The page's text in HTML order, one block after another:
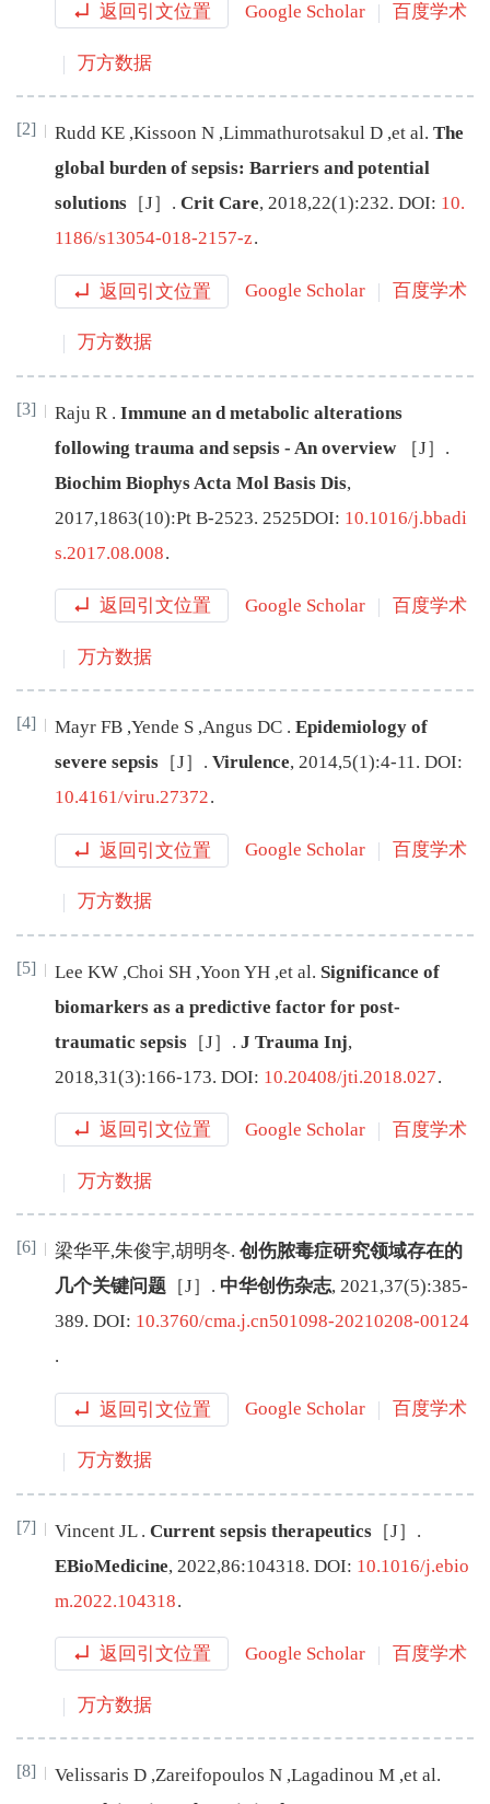
返回引文位置 Google Scholar 百度学术
万方数据
[2] Rudd KE ,Kissoon N ,Limmathurotsakul D ,et al. The
global burden of sepsis: Barriers and potential
solutions ［J］. Crit Care, 2018,22(1):232. DOI: 10.
1186/s13054-018-2157-z.
返回引文位置 Google Scholar 百度学术
万方数据
[3] Raju R . Immune an d metabolic alterations
following trauma and sepsis - An overview
［J］.
Biochim Biophys Acta Mol Basis Dis,
2017,1863(10):Pt B-2523. 2525DOI: 10.1016/j.bbadi
s.2017.08.008.
返回引文位置 Google Scholar 百度学术
万方数据
[4] Mayr FB ,Yende S ,Angus DC . Epidemiology of
severe sepsis ［J］. Virulence, 2014,5(1):4-11. DOI:
10.4161/viru.27372.
返回引文位置 Google Scholar 百度学术
万方数据
[5] Lee KW ,Choi SH ,Yoon YH ,et al. Significance of
biomarkers as a predictive factor for post-
traumatic sepsis ［J］. J Trauma Inj,
2018,31(3):166-173. DOI: 10.20408/jti.2018.027.
返回引文位置 Google Scholar 百度学术
万方数据
[6] 梁华平,朱俊宇,胡明冬. 创伤脓毒症研究领域存在的
几个关键问题 ［J］. 中华创伤杂志, 2021,37(5):385-
389. DOI: 10.3760/cma.j.cn501098-20210208-00124
.
返回引文位置 Google Scholar 百度学术
万方数据
[7] Vincent JL . Current sepsis therapeutics ［J］.
EBioMedicine, 2022,86:104318. DOI: 10.1016/j.ebio
m.2022.104318.
返回引文位置 Google Scholar 百度学术
万方数据
[8] Velissaris D ,Zareifopoulos N ,Lagadinou M ,et al.